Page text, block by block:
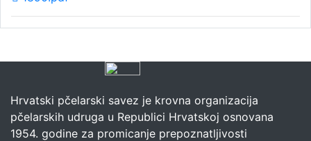
Hrvatski pčelarski savez je krovna organizacija
pčelarskih udruga u Republici Hrvatskoj osnovana
1954. godine za promicanje prepoznatljivosti